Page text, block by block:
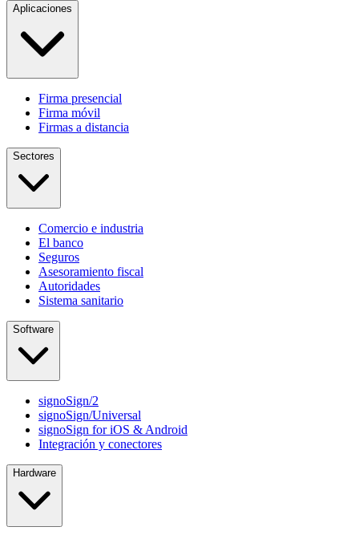
Aplicaciones
Firma presencial
Firma móvil
Firmas a distancia
Sectores
Comercio e industria
El banco
Seguros
Asesoramiento fiscal
Autoridades
Sistema sanitario
Software
signoSign/2
signoSign/Universal
signoSign for iOS & Android
Integración y conectores
Hardware